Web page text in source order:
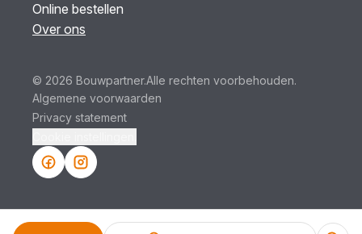
Online bestellen
Over ons
© 2026 Bouwpartner.Alle rechten voorbehouden.
Algemene voorwaarden
Privacy statement